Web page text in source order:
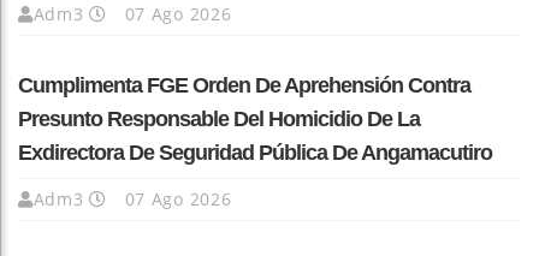
Adm3 07 Ago 2026
Cumplimenta FGE Orden De Aprehensión Contra
Presunto Responsable Del Homicidio De La
Exdirectora De Seguridad Pública De Angamacutiro
Adm3 07 Ago 2026